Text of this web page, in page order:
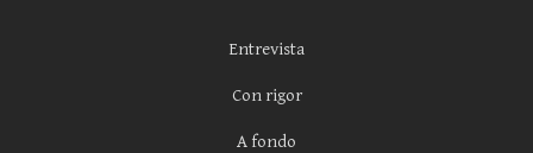
Entrevista
Con rigor
A fondo